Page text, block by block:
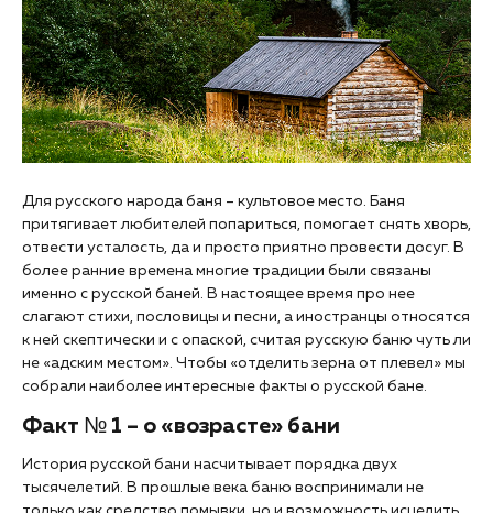
Для русского народа баня – культовое место. Баня
притягивает любителей попариться, помогает снять хворь,
отвести усталость, да и просто приятно провести досуг. В
более ранние времена многие традиции были связаны
именно с русской баней. В настоящее время про нее
слагают стихи, пословицы и песни, а иностранцы относятся
к ней скептически и с опаской, считая русскую баню чуть ли
не «адским местом». Чтобы «отделить зерна от плевел» мы
собрали наиболее интересные факты о русской бане.
Факт № 1 – о «возрасте» бани
История русской бани насчитывает порядка двух
тысячелетий. В прошлые века баню воспринимали не